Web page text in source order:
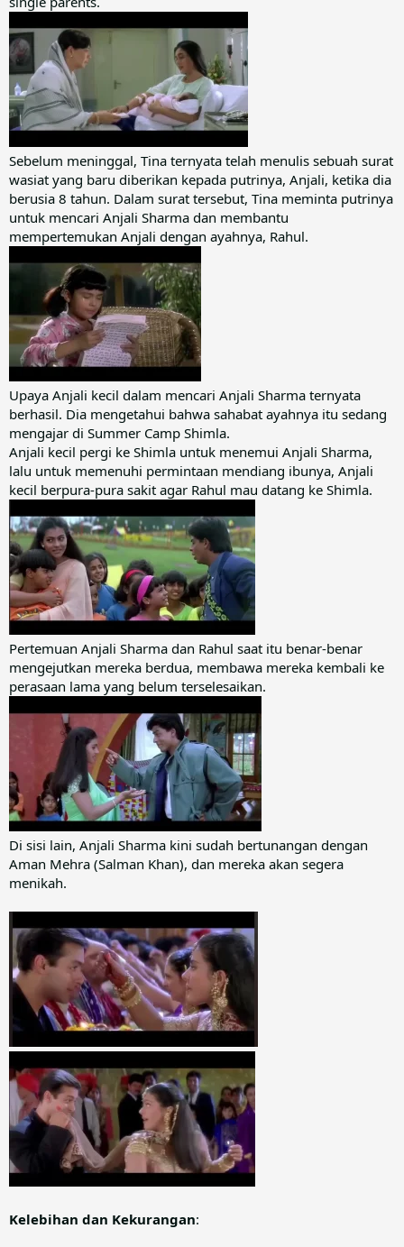
Sebelum meninggal, Tina ternyata telah menulis sebuah surat
wasiat yang baru diberikan kepada putrinya, Anjali, ketika dia
berusia 8 tahun. Dalam surat tersebut, Tina meminta putrinya
untuk mencari Anjali Sharma dan membantu
mempertemukan Anjali dengan ayahnya, Rahul.
Upaya Anjali kecil dalam mencari Anjali Sharma ternyata
berhasil. Dia mengetahui bahwa sahabat ayahnya itu sedang
mengajar di Summer Camp Shimla.
Anjali kecil pergi ke Shimla untuk menemui Anjali Sharma,
lalu untuk memenuhi permintaan mendiang ibunya, Anjali
kecil berpura-pura sakit agar Rahul mau datang ke Shimla.
Pertemuan Anjali Sharma dan Rahul saat itu benar-benar
mengejutkan mereka berdua, membawa mereka kembali ke
perasaan lama yang belum terselesaikan.
Di sisi lain, Anjali Sharma kini sudah bertunangan dengan
Aman Mehra (Salman Khan), dan mereka akan segera
menikah.
Kelebihan dan Kekurangan: